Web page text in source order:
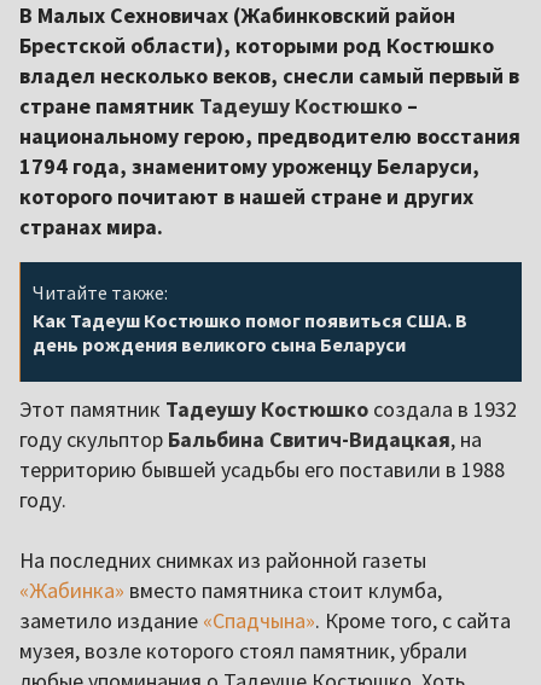
В Малых Сехновичах (Жабинковский район
Брестской области), которыми род Костюшко
владел несколько веков, снесли самый первый в
стране памятник Тадеушу Костюшко –
национальному герою, предводителю восстания
1794 года, знаменитому уроженцу Беларуси,
которого почитают в нашей стране и других
странах мира.
Читайте также:
Как Тадеуш Костюшко помог появиться США. В
день рождения великого сына Беларуси
Этот памятник Тадеушу Костюшко создала в 1932
году скульптор Бальбина Свитич-Видацкая, на
территорию бывшей усадьбы его поставили в 1988
году.
На последних снимках из районной газеты
«Жабинка» вместо памятника стоит клумба,
заметило издание «Спадчына». Кроме того, с сайта
музея, возле которого стоял памятник, убрали